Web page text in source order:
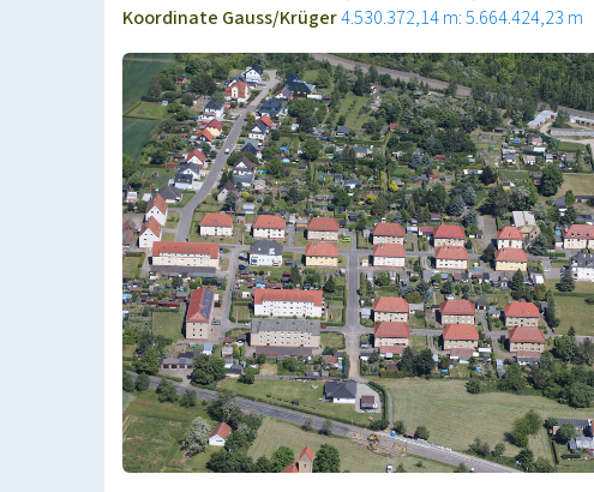
Koordinate Gauss/Krüger4.530.372,14 m: 5.664.424,23 m